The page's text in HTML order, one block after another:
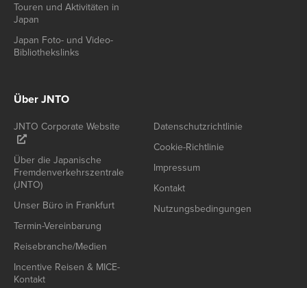
Touren und Aktivitäten in
Japan
Japan Foto- und Video-
Bibliothekslinks
Über JNTO
JNTO Corporate Website
Über die Japanische
Fremdenverkehrszentrale
(JNTO)
Unser Büro in Frankfurt
Termin-Vereinbarung
Reisebranche/Medien
Incentive Reisen & MICE-
Kontakt
Datenschutzrichtlinie
Cookie-Richtlinie
Impressum
Kontakt
Nutzungsbedingungen